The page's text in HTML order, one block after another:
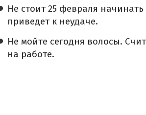
Не стоит 25 февраля
приведет к неудаче.
Не мойте сегодня волосы.
на работе.